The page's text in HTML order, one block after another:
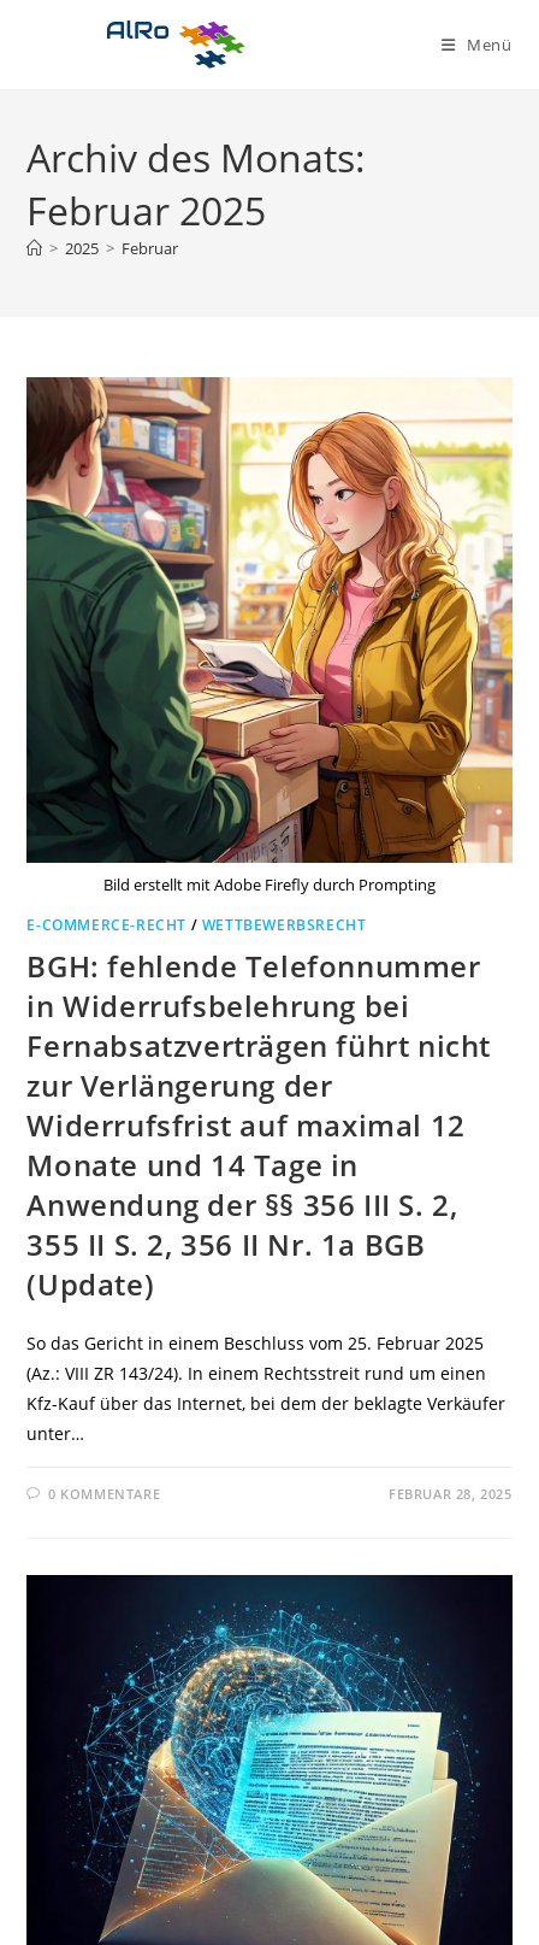
Menü
Archiv des Monats:
Februar 2025
> 2025 > Februar
Bild erstellt mit Adobe Firefly durch Prompting
E-COMMERCE-RECHT / WETTBEWERBSRECHT
BGH: fehlende Telefonnummer
in Widerrufsbelehrung bei
Fernabsatzverträgen führt nicht
zur Verlängerung der
Widerrufsfrist auf maximal 12
Monate und 14 Tage in
Anwendung der §§ 356 III S. 2,
355 II S. 2, 356 II Nr. 1a BGB
(Update)
So das Gericht in einem Beschluss vom 25. Februar 2025
(Az.: VIII ZR 143/24). In einem Rechtsstreit rund um einen
Kfz-Kauf über das Internet, bei dem der beklagte Verkäufer
unter…
0 KOMMENTARE FEBRUAR 28, 2025